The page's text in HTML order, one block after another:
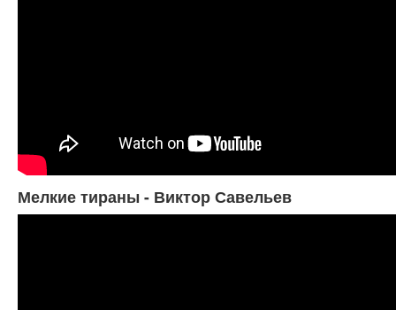
Мелкие тираны - Виктор Савельев